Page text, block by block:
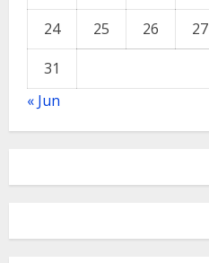
24
25 26 27
31
« Jun